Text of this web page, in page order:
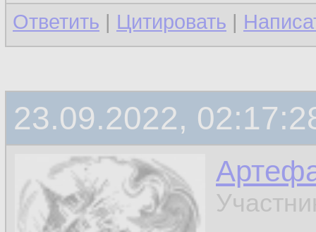
Ответить | Цитировать |
23.09.2022,